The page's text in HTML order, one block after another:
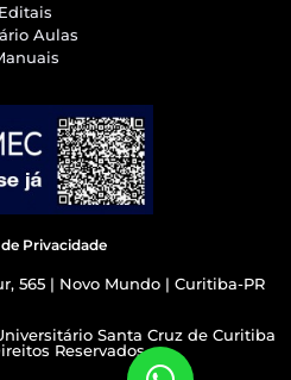
Editais
Aulas
Privacidade
565 | Novo Mundo | Curitiba-PR
Santa Cruz de Curitiba
Reservados.